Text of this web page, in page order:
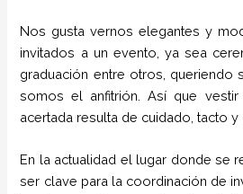
Nos gusta vernos elegantes y
invitados a un evento, ya sea
graduación entre otros, queriendo
somos el anfitrión. Así que
acertada resulta de cuidado, tacto y
En la actualidad el lugar donde se
ser clave para la coordinación de